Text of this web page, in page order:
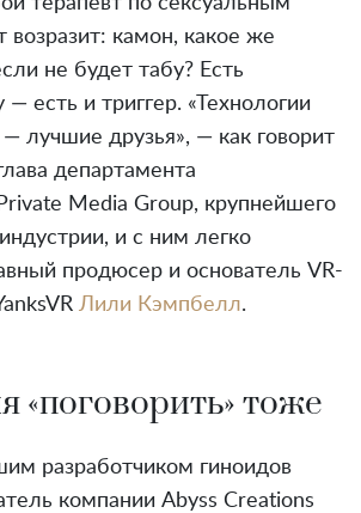
возразит: камон, какое же
не будет табу? Есть
есть и триггер. «Технологии
лучшие друзья», — как говорит
департамента
Media Group, крупнейшего
и с ним легко
продюсер и основатель VR-
Лили Кэмпбелл.
«поговорить» тоже
разработчиком гиноидов
компании Abyss Creations